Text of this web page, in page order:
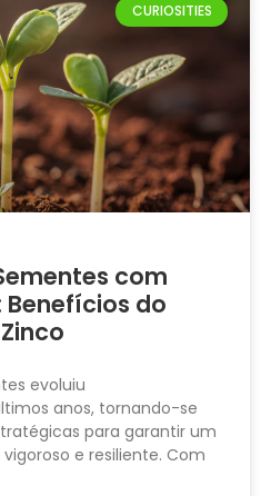
CURIOSITIES
com
do
evoluiu
anos, tornando-se
para garantir um
e resiliente. Com